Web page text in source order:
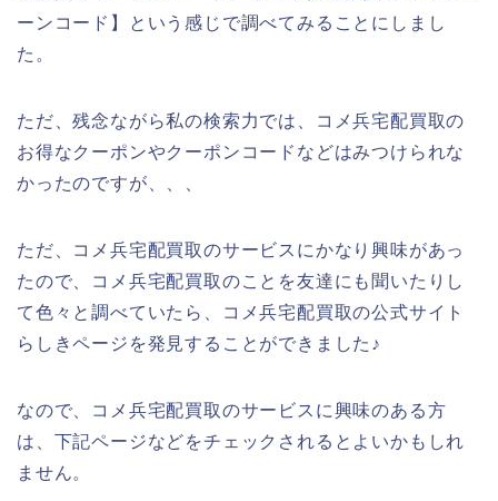
ーンコード】という感じで調べてみることにしまし
た。
ただ、残念ながら私の検索力では、コメ兵宅配買取の
お得なクーポンやクーポンコードなどはみつけられな
かったのですが、、、
ただ、コメ兵宅配買取のサービスにかなり興味があっ
たので、コメ兵宅配買取のことを友達にも聞いたりし
て色々と調べていたら、コメ兵宅配買取の公式サイト
らしきページを発見することができました♪
なので、コメ兵宅配買取のサービスに興味のある方
は、下記ページなどをチェックされるとよいかもしれ
ません。